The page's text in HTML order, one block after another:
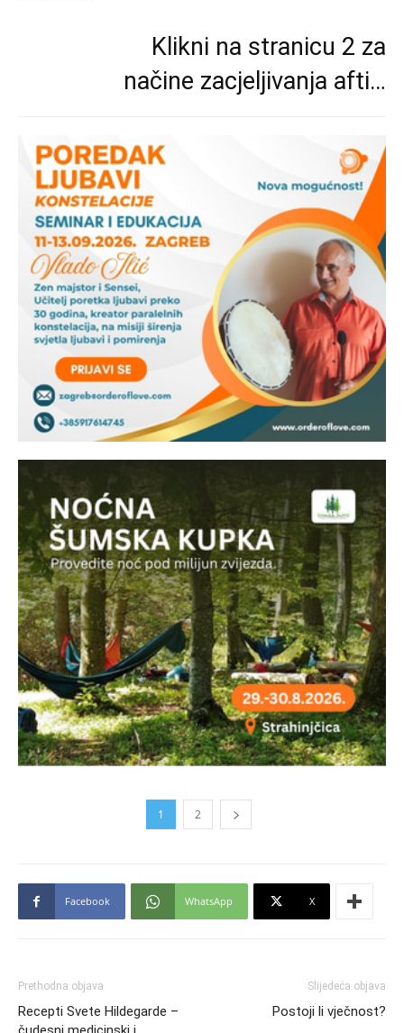
Klikni na stranicu 2 za
načine zacjeljivanja afti…
1 2
Facebook WhatsApp X
Prethodna objava
Recepti Svete Hildegarde –
Slijedeća objava
Postoji li vječnost?